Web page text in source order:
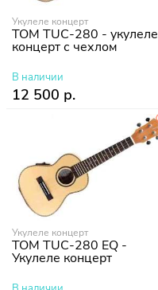
Укулеле концерт
TOM TUC-280 - укулеле
концерт с чехлом
В наличии
12 500 р.
Укулеле концерт
TOM TUC-280 EQ -
Укулеле концерт